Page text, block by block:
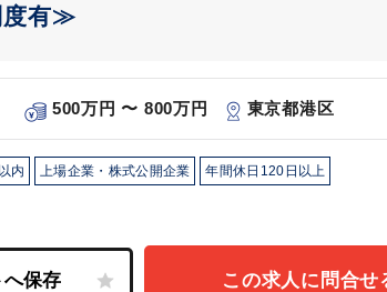
度有≫
500万円 〜 800万円 東京都港区
内 上場企業・株式公開企業 年間休日120日以上
この求人に問合せ